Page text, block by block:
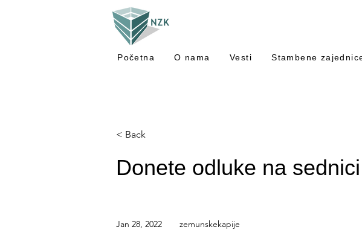
Početna O nama Vesti Stambene
< Back
Donete odluke na
Jan 28, 2022 zemunskekapije